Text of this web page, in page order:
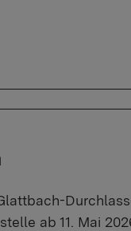
ab 11. Mai